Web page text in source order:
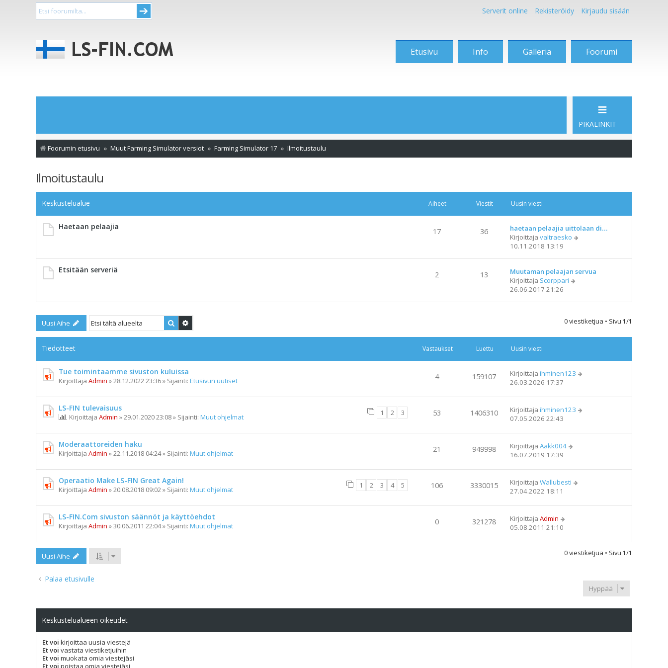
Serverit online Rekisteröidy Kirjaudu sisään
Etusivu Info Galleria Foorumi
PIKALINKIT
Foorumin etusivu Muut Farming Simulator versiot Farming Simulator 17 Ilmoitustaulu
Ilmoitustaulu
Keskustelualue Aiheet Viestit Uusin viesti
Haetaan pelaajia
17 36
haetaan pelaajia uittolaan di…
Kirjoittaja valtraesko
ä
n
v
i
t
i
10.11.2018 13:19
Etsitään serveriä
2 13
Muutaman pelaajan servua
Kirjoittaja Scorppari
u
n
s
26.06.2017 21:26
Uusi Aihe Etsi 0 viestiketjua • Sivu 1/1
Tiedotteet Vastaukset Luettu Uusin viesti
Tue toimintaamme sivuston kuluissa
Kirjoittaja Admin »28.12.2022 23:36» Sijainti: Etusivun uutiset 4 159107 Kirjoittaja ihminen123
26.03.2026 17:37
LS-FIN tulevaisuus
Kirjoittaja Admin »29.01.2020 23:08» Sijainti: Muut ohjelmat 1 2 3 53 1406310 Kirjoittaja ihminen123
07.05.2026 22:43
Moderaattoreiden haku
Kirjoittaja Admin »22.11.2018 04:24» Sijainti: Muut ohjelmat 21 949998 Kirjoittaja Aakk004
16.07.2019 17:39
Operaatio Make LS-FIN Great Again!
Kirjoittaja Admin »20.08.2018 09:02» Sijainti: Muut ohjelmat 1 2 3 4 5 106 3330015 Kirjoittaja Wallubesti
27.04.2022 18:11
LS-FIN.Com sivuston säännöt ja käyttöehdot
Kirjoittaja Admin »30.06.2011 22:04» Sijainti: Muut ohjelmat 0 321278 Kirjoittaja Admin
05.08.2011 21:10
Uusi Aihe 0 viestiketjua • Sivu 1/1
Palaa etusivulle
Hyppää
Keskustelualueen oikeudet
Et voi kirjoittaa uusia viestejä
Et voi vastata viestiketjuihin
Et voi muokata omia viestejäsi
Et voi poistaa omia viestejäsi